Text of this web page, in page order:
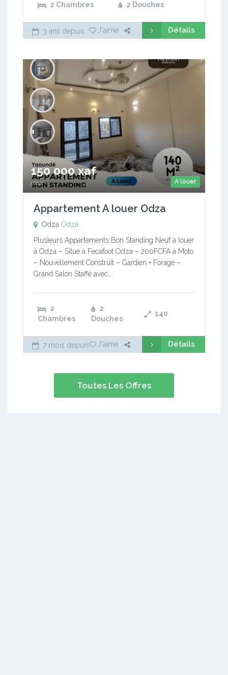
2 Chambres 2 Douches
3 ans depuis J'aime Détails
A louer
150 000 xaf
mois
Appartement A louer Odza
Odza Odza
Plusieurs Appartements Bon Standing Neuf à louer
à Odza – Situé à Fecafoot Odza – 200FCFA à Moto
– Nouvellement Construit – Gardien + Forage –
Grand Salon Staffé avec…
2
Chambres
2
Douches
140
7 mois depuis J'aime Détails
Toutes Les Offres